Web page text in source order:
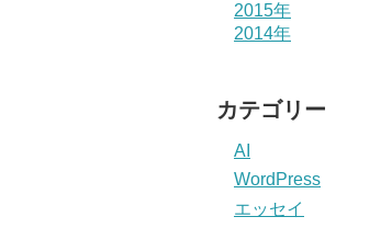
2015年
2014年
カテゴリー
AI
WordPress
エッセイ